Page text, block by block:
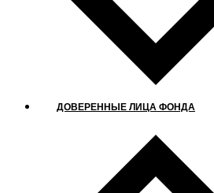
ДОВЕРЕННЫЕ ЛИЦА ФОНДА